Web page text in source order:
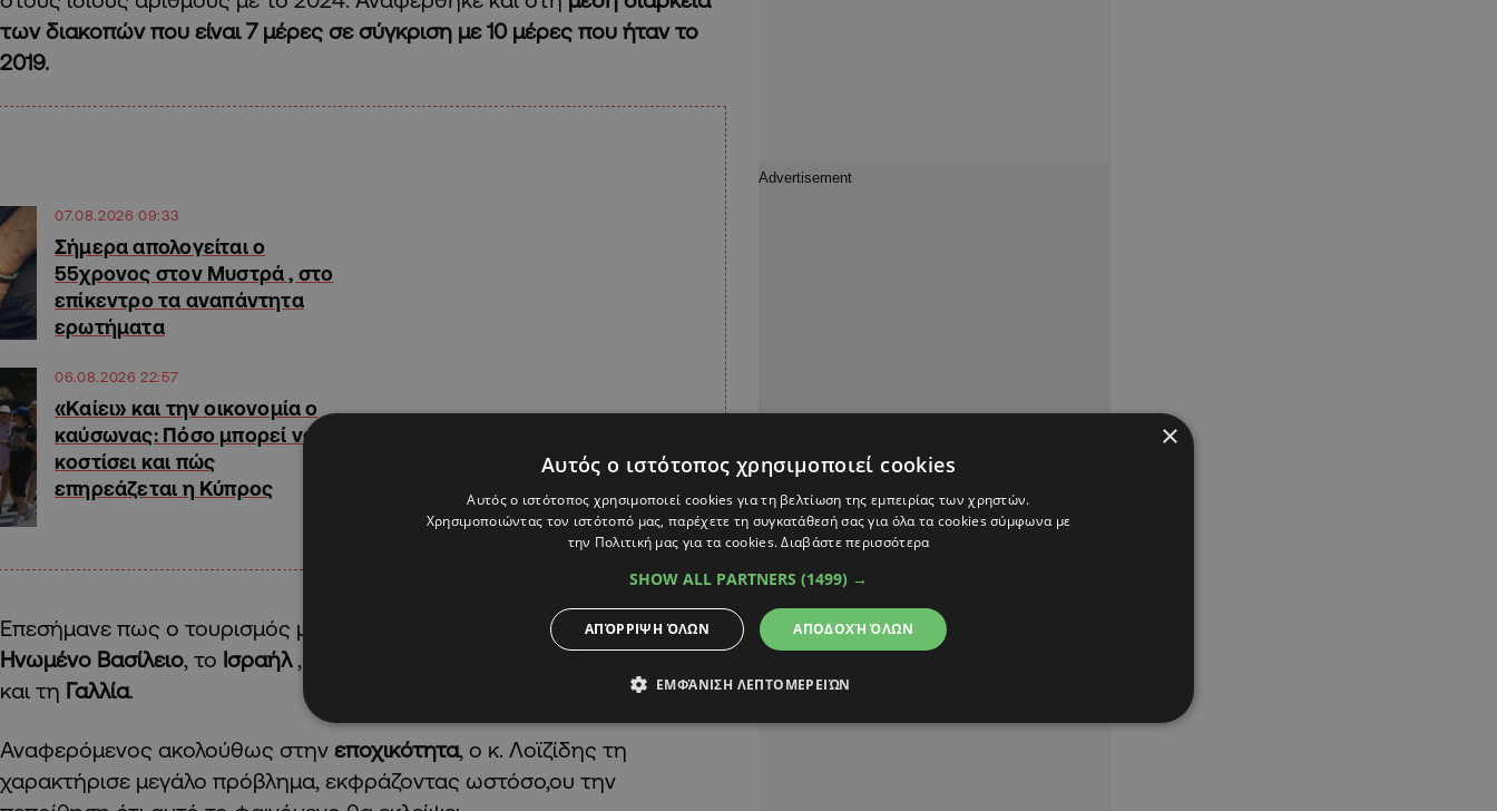
των διακοπών που είναι 7 μέρες σε σύγκριση με 10 μέρες που ήταν το
2019.
07.08.2026 09:33
Σήμερα απολογείται ο
55χρονος στον Μυστρά , στο
επίκεντρο τα αναπάντητα
ερωτήματα
06.08.2026 22:57
«Καίει» και την οικονομία ο
καύσωνας: Πόσο μπορεί να
κοστίσει και πώς
επηρεάζεται η Κύπρος
Επεσήμανε πως ο τουρισμός μας εξαρτάται σε μεγάλο βαθμό από το
Ηνωμένο Βασίλειο, το Ισραήλ , την , τηΓερμανία,
και τη Γαλλία.
Αναφερόμενος ακολούθως στην εποχικότητα, ο κ. Λοϊζίδης τη
χαρακτήρισε μεγάλο πρόβλημα, εκφράζοντας ωστόσο,ου την
×
Αυτός ο ιστότοπος χρησιμοποιεί cookies
Αυτός ο ιστότοπος χρησιμοποιεί cookies για τη βελτίωση της εμπειρίας των χρηστών.
Χρησιμοποιώντας τον ιστότοπό μας, παρέχετε τη συγκατάθεσή σας για όλα τα cookies σύμφωνα με
την Πολιτική μας για τα cookies.Διαβάστε περισσότερα
SHOW ALL PARTNERS (1499) →
ΑΠΟΔΟΧΉ ΌΛΩΝ
ΑΠΌΡΡΙΨΗ ΌΛΩΝ
ΕΜΦΆΝΙΣΗ ΛΕΠΤΟΜΕΡΕΙΏΝ